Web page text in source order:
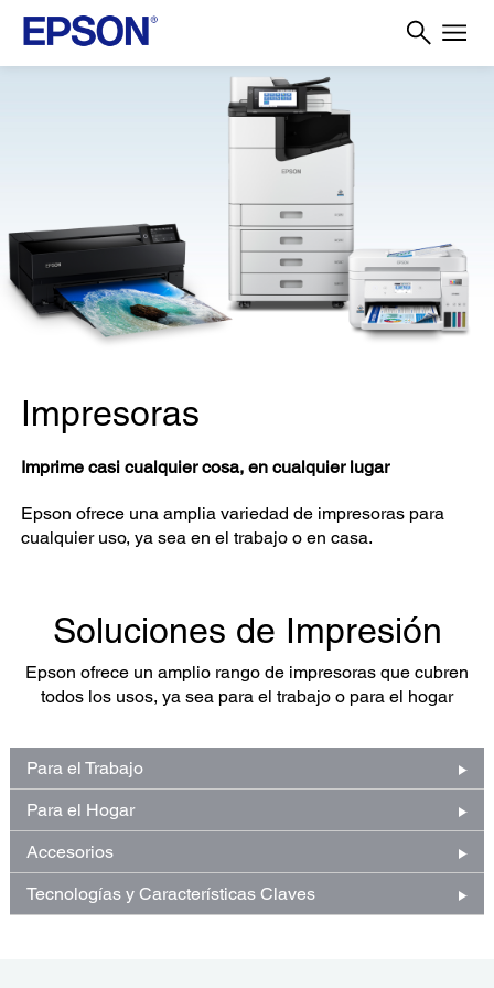
Impresoras
Imprime casi cualquier cosa, en cualquier lugar
Epson ofrece una amplia variedad de impresoras para
cualquier uso, ya sea en el trabajo o en casa.
Soluciones de Impresión
Epson ofrece un amplio rango de impresoras que cubren
todos los usos, ya sea para el trabajo o para el hogar
Para el Trabajo
Para el Hogar
Accesorios
Tecnologías y Características Claves